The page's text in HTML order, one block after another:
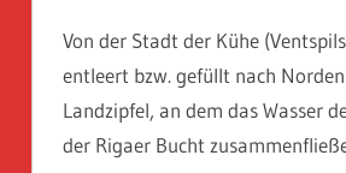
Reisen
Von der Stadt der Kühe
entleert bzw. gefüllt nach
Landzipfel, an dem das Wasser
der Rigaer Bucht